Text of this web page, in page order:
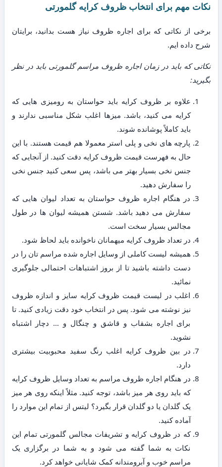
نکات مهم برای انتخاب ظروف کرایه گلمورتی
برخی از نکاتی که برای اجاره ظروف نیاز هست بدانید، برایتان
شرح داده ایم.
نکاتی که باید در زمان اجاره ظروف مراسم گلمورتی باید در نظر
بگیرید:
علاوه بر ظروف کرایه باید حواستان به رومیزی هایی که
کرایه می کنید، باشد. میزها اغلب شکل مناسبی ندارند و
باید کاملاً پوشانده شوند.
پارچه های نخی و پلی استر معمولا هم قیمت هستند. با این
حال به فهرست قیمت ظروف کرایه دقت کنید. از آنجایی که
جنس نخی بسیار بهتر می باشد، پس سعی کنید جنس نخی
را سفارش دهید.
در هنگام اجاره ظروف حواستان به تعداد لیوان هایی که
سفارش می دهید باشد. شستن همیشه لیوان ها در طول
مجالس بسیار سخت است.
در تعداد ظروف کرایه میهمانان ناخوانده باید لحاظ شود.
همیشه لیست کاملی از وسایل اجاره شده مراسم تان را در
دست داشته باشید تا از بروز اشتباهات احتمالی جلوگیری
نمائید.
اغلب در لیست قیمت ظروف کرایه سایز و اندازه ظروف
نیز نوشته می شود. پس در انتخاب خود دقت زیادی کنید. تا
برای اجاره بشقاب و قاشق و چنگال و … دچار اشتباه
نشوید.
در بین ظروف کرایه اغلب رنگ سفید محبوبیت بیشتری
دارد.
در هنگام اجاره ظروف مراسم به تعداد وسایل ظروف کرایه
که باید روی هر میز باشد، توجه کنید. مثلاً اینکه روی هر میز
یک گلدان یا دو گلدان قرار بگیرد؟ لیتس از تمام این موارد را
آماده کنید.
که در ظروف کرایه و تشریفات مجالس گلمورتی تمام این
نکات به شما گفته می شود و به شما در برگزاری یک
مراسم خوب و آبرومندانه کمک شایانی خواهد کرد.